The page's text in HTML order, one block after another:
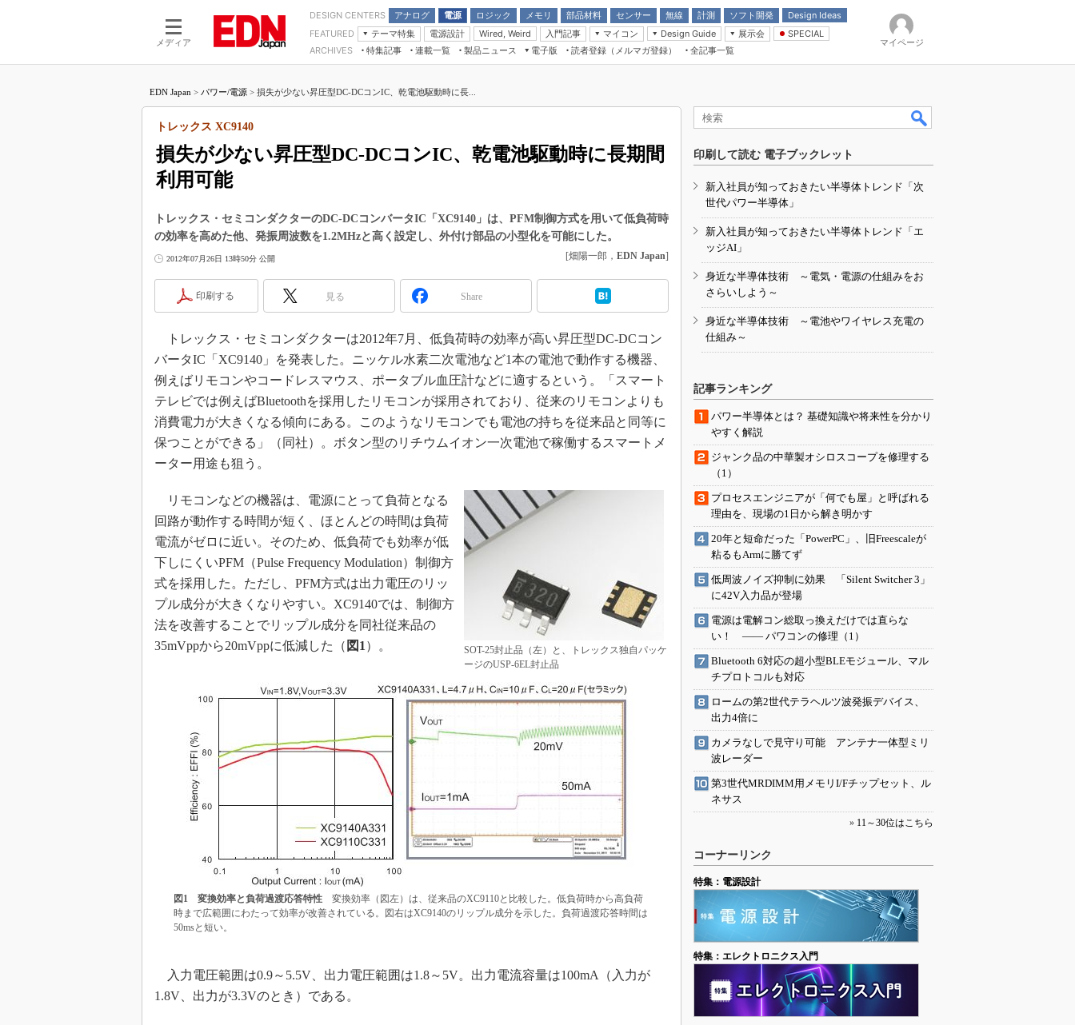
メディア
DESIGN CENTERS アナログ
電源
モーター
ロジック
LSI
メモリ
部品材料
受動部品
センサー 無線 計測 ソフト開発
Design Ideas
アナログ機能回路
計測とテスト
Wired, Weird
FEATURED
テーマ特集
つながるクルマ
エレクトロニクス入門
5G（EE Times Japan）
製品解剖（EE Times Japan）
電源設計 Wired, Weird
入門記事
モーター入門
マイコン
マイコン講座
Design Guide
計測機器
展示会
CEATEC
組込み/エッジコンピューティング展
人とくるま展
SPECIAL
Microchip情報
ARCHIVES 特集記事
連載一覧
マイクロプロセッサ懐古録
たった2つの式で始めるDC/DCコン
バーターの設計
Wired, Weird
マイコン講座
Q&Aで学ぶマイコン講座
高速シリアル伝送技術講座
記録計／データロガーの基礎知識
アナログ設計のきほん／ADCとノイ
めざせ高効率！ モーター駆動入門講
Bluetooth mesh入門
「SPICEの仕組みとその活用設計」
最新記事一覧
USB Type-Cの登場で評価試験はど
IoT時代の無線規格を知る【Thread
編】
編】
製品ニュース
電子版
電子ブックレット
読者登録（メルマガ登録） 全記事一覧
マイページ
EDN Japan > パワー/電源 > 損失が少ない昇圧型DC-DCコンIC、乾電池駆動時に長...
損失が少ない昇圧型DC-DCコンIC、乾電池駆動時に長期間
利用可能
トレックス XC9140
トレックス・セミコンダクターのDC-DCコンバータIC「XC9140」は、PFM制御方式を用いて低負荷時
の効率を高めた他、発振周波数を1.2MHzと高く設定し、外付け部品の小型化を可能にした。
2012年07月26日 13時50分 公開 [畑陽一郎， EDN Japan]
印刷する 見る Share
トレックス・セミコンダクターは2012年7月、低負荷時の効率が高い昇圧型DC-DCコン
バータIC「XC9140」を発表した。ニッケル水素二次電池など1本の電池で動作する機器、
例えばリモコンやコードレスマウス、ポータブル血圧計などに適するという。「スマート
テレビでは例えばBluetoothを採用したリモコンが採用されており、従来のリモコンよりも
消費電力が大きくなる傾向にある。このようなリモコンでも電池の持ちを従来品と同等に
保つことができる」（同社）。ボタン型のリチウムイオン一次電池で稼働するスマートメ
ーター用途も狙う。
SOT-25封止品（左）と、トレックス独自パッケ
ージのUSP-6EL封止品
リモコンなどの機器は、電源にとって負荷となる
回路が動作する時間が短く、ほとんどの時間は負荷
電流がゼロに近い。そのため、低負荷でも効率が低
下しにくいPFM（Pulse Frequency Modulation）制御方
式を採用した。ただし、PFM方式は出力電圧のリッ
プル成分が大きくなりやすい。XC9140では、制御方
法を改善することでリップル成分を同社従来品の
35mVppから20mVppに低減した（ 図1 ）。
図1 変換効率と負荷過渡応答特性変換効率（図左）は、従来品のXC9110と比較した。低負荷時から高負荷
時まで広範囲にわたって効率が改善されている。図右はXC9140のリップル成分を示した。負荷過渡応答時間は
50msと短い。
入力電圧範囲は0.9～5.5V、出力電圧範囲は1.8～5V。出力電流容量は100mA（入力が
1.8V、出力が3.3Vのとき）である。
印刷して読む 電子ブックレット
新入社員が知っておきたい半導体トレンド「次
世代パワー半導体」
新入社員が知っておきたい半導体トレンド「エ
ッジAI」
身近な半導体技術 ～電気・電源の仕組みをお
さらいしよう～
身近な半導体技術 ～電池やワイヤレス充電の
仕組み～
記事ランキング
パワー半導体とは？ 基礎知識や将来性を分かり
やすく解説
ジャンク品の中華製オシロスコープを修理する
（1）
プロセスエンジニアが「何でも屋」と呼ばれる
理由を、現場の1日から解き明かす
20年と短命だった「PowerPC」、旧Freescaleが
粘るもArmに勝てず
低周波ノイズ抑制に効果 「Silent Switcher 3」
に42V入力品が登場
電源は電解コン総取っ換えだけでは直らな
い！ ―― パワコンの修理（1）
Bluetooth 6対応の超小型BLEモジュール、マル
チプロトコルも対応
ロームの第2世代テラヘルツ波発振デバイス、
出力4倍に
カメラなしで見守り可能 アンテナ一体型ミリ
波レーダー
第3世代MRDIMM用メモリI/Fチップセット、ル
ネサス
» 11～30位はこちら
コーナーリンク
特集：電源設計
特集：エレクトロニクス入門